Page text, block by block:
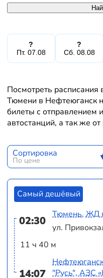
?
Пт. 07.08
?
Сб. 08.08
Посмотреть расписания
Тюмени в Нефтеюганск
билеты с отправлением
автостанций, а так же
Сортировка
По цене
Самый дешёвый
02:30
11 ч 40 м
14:07
Тюмень, ЖД
ул.
"Русь", АЗС